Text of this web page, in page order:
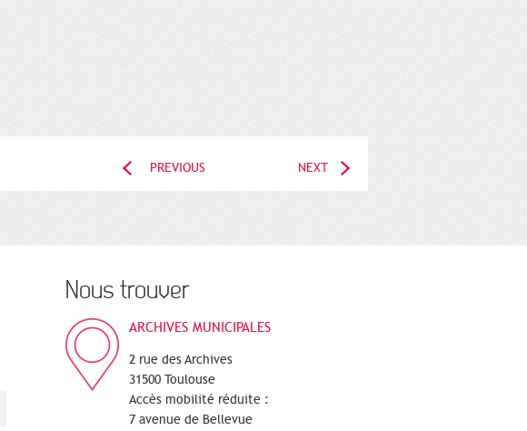
PREVIOUS NEXT
Nous trouver
ARCHIVES MUNICIPALES
2 rue des Archives
31500 Toulouse
Accès mobilité réduite :
7 avenue de Bellevue